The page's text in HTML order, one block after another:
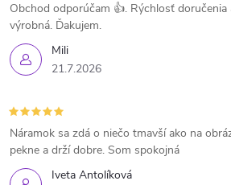
Mili
21.7.2026
Obchod odporúčam 👍. Rýchlosť doručenia
výrobná. Ďakujem.
Iveta Antolíková
Náramok sa zdá o niečo tmavší ako na
pekne a drží dobre. Som spokojná